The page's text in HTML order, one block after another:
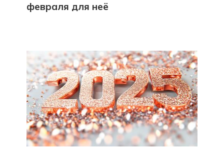
февраля для неё